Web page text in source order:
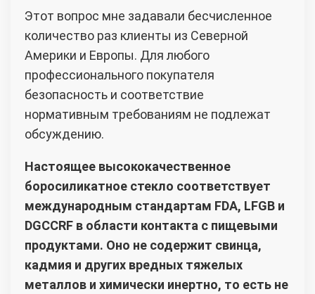
Этот вопрос мне задавали бесчисленное
количество раз клиенты из Северной
Америки и Европы. Для любого
профессионального покупателя
безопасность и соответствие
нормативным требованиям не подлежат
обсуждению.
Настоящее высококачественное
боросиликатное стекло соответствует
международным стандартам FDA, LFGB и
DGCCRF в области контакта с пищевыми
продуктами. Оно не содержит свинца,
кадмия и других вредных тяжелых
металлов и химически инертно, то есть не